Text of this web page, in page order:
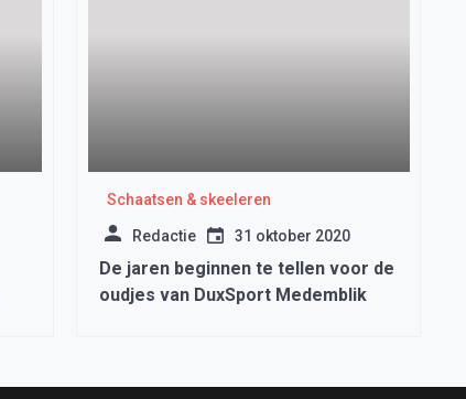
Schaatsen & skeeleren
Redactie 31 oktober 2020
De jaren beginnen te tellen voor de
oudjes van DuxSport Medemblik